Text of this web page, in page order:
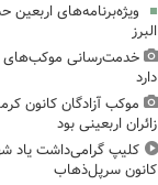
ویژه‌برنامه‌های
البرز
خدمت‌رسانی موکب‌های
دارد
موکب آزادگان کانون
زائران اربعینی بود
کلیپ گرامی‌داشت یاد
کانون سرپل‌ذهاب